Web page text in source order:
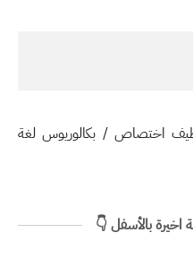
اختصاص / بكالوريوس لغة
اخيرة بالأسفل 👇